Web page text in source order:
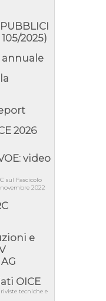
da
di
non
2025)
annuale
2026
video
sul Fascicolo
2022
e
OICE
tecniche e